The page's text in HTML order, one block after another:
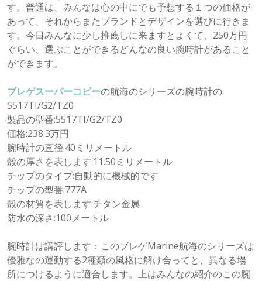
す。普通は、みんなは心の中にでも予想する１つの価格が
あって、それからまたブランドとデザインを選びに行きま
す。今日みんなに少し推薦しに来ますとよくて、250万円
ぐらい、選ぶことができるどんなの良い腕時計があること
ができます。
ブレゲスーパーコピーの航海のシリーズの腕時計の
5517TI/G2/TZ0
製品の型番:5517TI/G2/TZ0
価格:238.3万円
腕時計の直径:40ミリメートル
殻の厚さを表します:11.50ミリメートル
チップのタイプ:自動的に機械的です
チップの型番:777A
殻の材質を表します:チタン金属
防水の深さ:100メートル
腕時計は講評します：このブレゲMarine航海のシリーズは
優雅なの運動する2種類の風格に解け合ってと、異なる場
所につけるように適合します。上はみんなの紹介のこの腕